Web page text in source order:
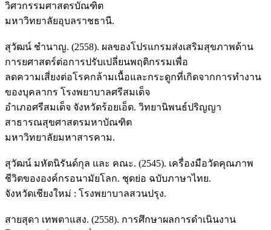
วิศวกรรมศาสตรบัณฑิต
มหาวิทยาลัยอุบลราชธานี.
สุวัฒน์ ชำนาญ. (2558). ผลของโปรแกรมส่งเสริมสุขภาพด้าน
การยศาสตร์ต่อการปรับเปลี่ยนพฤติกรรมเพื่อ
ลดความเสี่ยงต่อโรคกล้ามเนื้อและกระดูกที่เกิดจากการทำงาน
ของบุคลากร โรงพยาบาลศรีสมเด็จ
อำเภอศรีสมเด็จ จังหวัดร้อยเอ็ด. วิทยานิพนธ์ปริญญา
สาธารณสุขศาสตรมหาบัณฑิต
มหาวิทยาลัยมหาสารคาม.
สุวัฒน์ มหัตนิรันด์กุล และ คณะ. (2545). เครื่องมือวัดคุณภาพ
ชีวิตขององค์กรอนามัยโลก. ชุดย่อ ฉบับภาษาไทย.
จังหวัดเชียงใหม่ : โรงพยาบาลสวนปรุง.
สายสุดา เทพตาแสง. (2558). การศึกษาผลการดำเนินงาน